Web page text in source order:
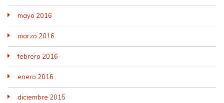
mayo 2016
marzo 2016
febrero 2016
enero 2016
diciembre 2015